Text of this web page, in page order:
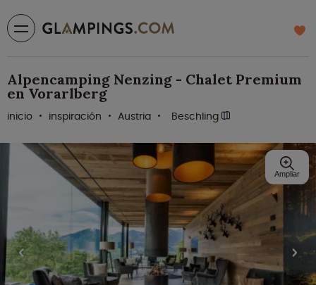
Alpencamping Nenzing - Chalet Premium
en Vorarlberg
inicio inspiración Austria Beschling
Ampliar